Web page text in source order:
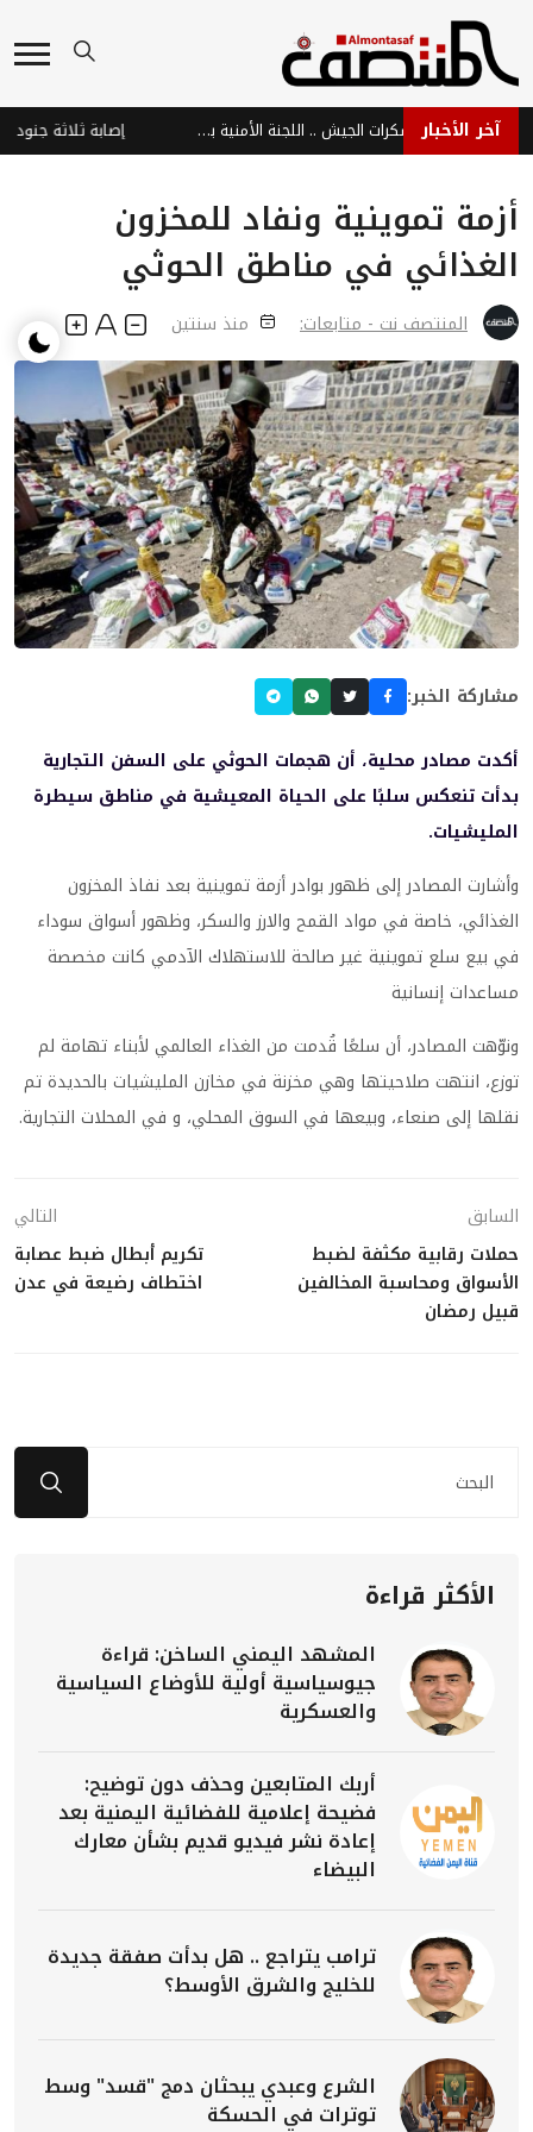
آخر الأخبار أدانت الهجمات على معسكرات الجيش .. اللجنة الأمنية بحضرموت : هجمات الحوثيين جاءت ردًا على ملاحقة خلايا التهريب والجريمة المنظمة
أزمة تموينية ونفاد للمخزون
الغذائي في مناطق الحوثي
المنتصف نت - متابعات: منذ سنتين
مشاركة الخبر:
أكدت مصادر محلية، أن هجمات الحوثي على السفن التجارية
بدأت تنعكس سلبًا على الحياة المعيشية في مناطق سيطرة
المليشيات.
وأشارت المصادر إلى ظهور بوادر أزمة تموينية بعد نفاذ المخزون
الغذائي، خاصة في مواد القمح والارز والسكر، وظهور أسواق سوداء
في بيع سلع تموينية غير صالحة للاستهلاك الآدمي كانت مخصصة
مساعدات إنسانية
ونوّهت المصادر، أن سلعًا قُدمت من الغذاء العالمي لأبناء تهامة لم
توزع، انتهت صلاحيتها وهي مخزنة في مخازن المليشيات بالحديدة تم
نقلها إلى صنعاء، وبيعها في السوق المحلي، و في المحلات التجارية.
السابق
حملات رقابية مكثفة لضبط
الأسواق ومحاسبة المخالفين
قبيل رمضان
التالي
تكريم أبطال ضبط عصابة
اختطاف رضيعة في عدن
الأكثر قراءة
المشهد اليمني الساخن: قراءة
جيوسياسية أولية للأوضاع السياسية
والعسكرية
أربك المتابعين وحذف دون توضيح:
فضيحة إعلامية للفضائية اليمنية بعد
إعادة نشر فيديو قديم بشأن معارك
البيضاء
ترامب يتراجع .. هل بدأت صفقة جديدة
للخليج والشرق الأوسط؟
الشرع وعبدي يبحثان دمج "قسد" وسط
توترات في الحسكة